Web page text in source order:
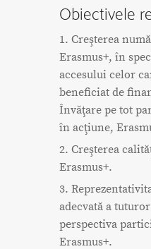
Obiectivele
1. Creşterea
Erasmus+, în
accesului celor
beneficiat de
Învăţare pe tot
în acţiune,
2. Creşterea
Erasmus+.
3.
adecvată a
perspectiva
Erasmus+.